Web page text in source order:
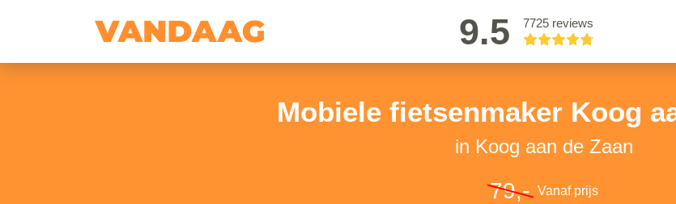
9.5 7725 reviews
Mobiele fietsenmaker Koog
in Koog aan de Zaan
79,- Vanaf prijs